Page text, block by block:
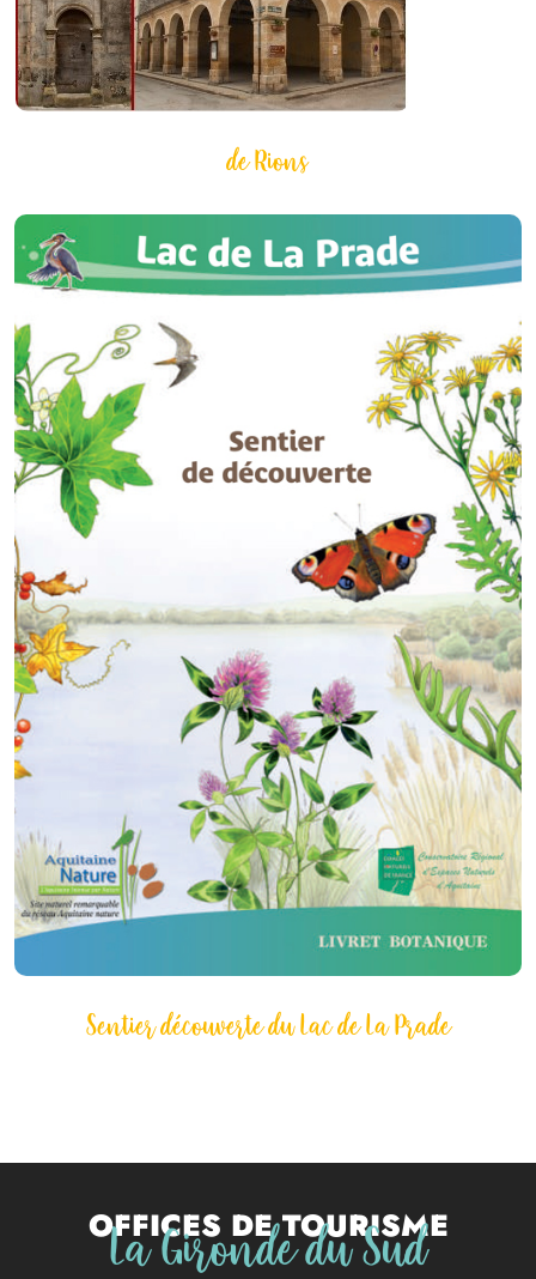
de Rions
Sentier découverte du Lac de La Prade
Offices de tourisme
La Gironde du Sud